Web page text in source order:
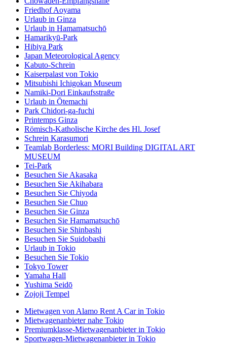
Friedhof Aoyama
Urlaub in Ginza
Urlaub in Hamamatsuchō
Hamarikyū-Park
Hibiya Park
Japan Meteorological Agency
Kabuto-Schrein
Kaiserpalast von Tokio
Mitsubishi Ichigokan Museum
Namiki-Dori Einkaufsstraße
Urlaub in Ōtemachi
Park Chidori-ga-fuchi
Printemps Ginza
Römisch-Katholische Kirche des Hl. Josef
Schrein Karasumori
Teamlab Borderless: MORI Building DIGITAL ART
MUSEUM
Tei-Park
Besuchen Sie Akasaka
Besuchen Sie Akihabara
Besuchen Sie Chiyoda
Besuchen Sie Chuo
Besuchen Sie Ginza
Besuchen Sie Hamamatsuchō
Besuchen Sie Shinbashi
Besuchen Sie Suidobashi
Urlaub in Tokio
Besuchen Sie Tokio
Tokyo Tower
Yamaha Hall
Yushima Seidō
Zojoji Tempel
Mietwagen von Alamo Rent A Car in Tokio
Mietwagenanbieter nahe Tokio
Premiumklasse-Mietwagenanbieter in Tokio
Sportwagen-Mietwagenanbieter in Tokio